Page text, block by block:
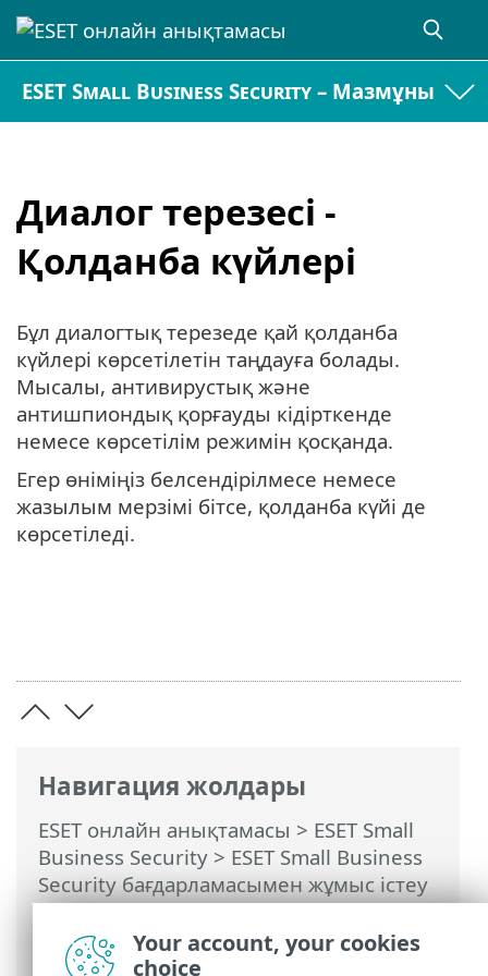
ESET Small Business Security – Мазмұны
Диалог терезесі -
Қолданба күйлері
Навигация жолдары
ESET онлайн анықтамасы > ESET Small
Business Security > ESET Small Business
Security бағдарламасымен жұмыс істеу
>Кеңейтілген орнату>
Хабарландырулар> Диалог терезесі -
Қолданба күйлері
Бұл диалогтық терезеде қай қолданба
күйлері көрсетілетін таңдауға болады.
Мысалы, антивирустық және
антишпиондық қорғауды кідірткенде
немесе көрсетілім режимін қосқанда.
Егер өніміңіз белсендірілмесе немесе
жазылым мерзімі бітсе, қолданба күйі де
көрсетіледі.
Your account, your cookies
choice